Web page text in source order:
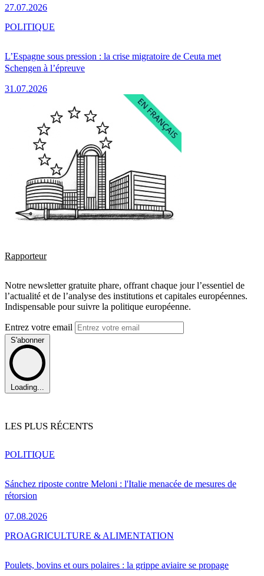
27.07.2026
L’Espagne sous pression : la crise migratoire de Ceuta met
Schengen à l’épreuve
31.07.2026
POLITIQUE
Rapporteur
Notre newsletter gratuite phare, offrant chaque jour l’essentiel de
l’actualité et de l’analyse des institutions et capitales européennes.
Indispensable pour suivre la politique européenne.
Entrez votre email
S'abonner
Loading...
LES PLUS RÉCENTS
Sánchez riposte contre Meloni : l'Italie menacée de mesures de
rétorsion
07.08.2026
POLITIQUE
Poulets, bovins et ours polaires : la grippe aviaire se propage
PROAGRICULTURE & ALIMENTATION